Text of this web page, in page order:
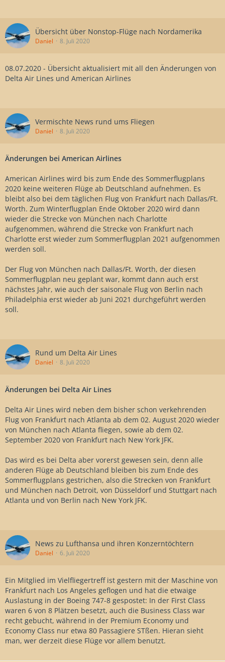
Übersicht über Nonstop-Flüge nach Nordamerika
Daniel 8. Juli 2020
08.07.2020 - Übersicht aktualisiert mit all den Änderungen von
Delta Air Lines und American Airlines
Vermischte News rund ums Fliegen
Daniel 8. Juli 2020
Änderungen bei American Airlines
American Airlines wird bis zum Ende des Sommerflugplans
2020 keine weiteren Flüge ab Deutschland aufnehmen. Es
bleibt also bei dem täglichen Flug von Frankfurt nach Dallas/Ft.
Worth. Zum Winterflugplan Ende Oktober 2020 wird dann
wieder die Strecke von München nach Charlotte
aufgenommen, während die Strecke von Frankfurt nach
Charlotte erst wieder zum Sommerflugplan 2021 aufgenommen
werden soll.
Der Flug von München nach Dallas/Ft. Worth, der diesen
Sommerflugplan neu geplant war, kommt dann auch erst
nächstes Jahr, wie auch der saisonale Flug von Berlin nach
Philadelphia erst wieder ab Juni 2021 durchgeführt werden
soll.
Rund um Delta Air Lines
Daniel 8. Juli 2020
Änderungen bei Delta Air Lines
Delta Air Lines wird neben dem bisher schon verkehrenden
Flug von Frankfurt nach Atlanta ab dem 02. August 2020 wieder
von München nach Atlanta fliegen, sowie ab dem 02.
September 2020 von Frankfurt nach New York JFK.
Das wird es bei Delta aber vorerst gewesen sein, denn alle
anderen Flüge ab Deutschland bleiben bis zum Ende des
Sommerflugplans gestrichen, also die Strecken von Frankfurt
und München nach Detroit, von Düsseldorf und Stuttgart nach
Atlanta und von Berlin nach New York JFK.
News zu Lufthansa und ihren Konzerntöchtern
Daniel 6. Juli 2020
Ein Mitglied im Vielfliegertreff ist gestern mit der Maschine von
Frankfurt nach Los Angeles geflogen und hat die etwaige
Auslastung in der Boeing 747-8 gespostet: In der First Class
waren 6 von 8 Plätzen besetzt, auch die Business Class war
recht gebucht, während in der Premium Economy und
Economy Class nur etwa 80 Passagiere STßen. Hieran sieht
man, wer derzeit diese Flüge vor allem benutzt.